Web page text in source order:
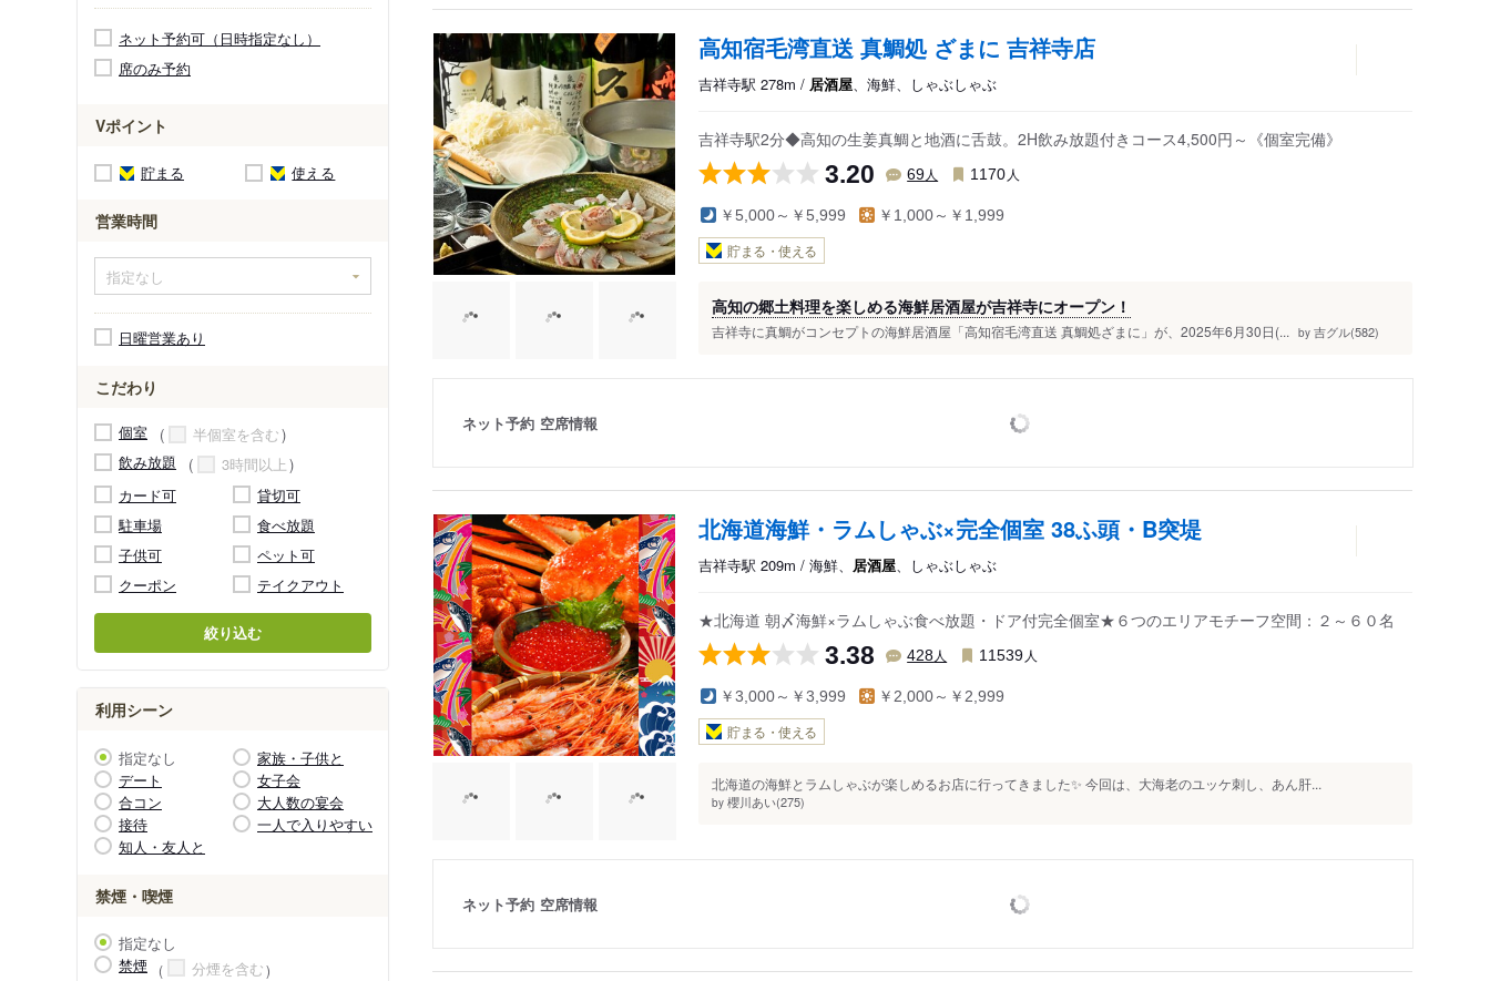
ネット予約可（日時指定なし）
席のみ予約
Vポイント
貯まる 使える
営業時間
日曜営業あり
こだわり
個室
半個室を含む
飲み放題
3時間以上
カード可
貸切可
駐車場
食べ放題
子供可
ペット可
クーポン
テイクアウト
絞り込む
利用シーン
指定なし
家族・子供と
デート
女子会
合コン
大人数の宴会
接待
一人で入りやすい
知人・友人と
禁煙・喫煙
指定なし
禁煙
分煙を含む
高知宿毛湾直送 真鯛処 ざまに 吉祥寺店
吉祥寺駅 278m / 居酒屋、海鮮、しゃぶしゃぶ
吉祥寺駅2分◆高知の生姜真鯛と地酒に舌鼓。2H飲み放題付きコース4,500円～《個室完備》
3.20 69人 1170 人
￥5,000～￥5,999 ￥1,000～￥1,999
貯まる・使える
高知の郷土料理を楽しめる海鮮居酒屋が吉祥寺にオープン！
吉祥寺に真鯛がコンセプトの海鮮居酒屋「高知宿毛湾直送 真鯛処ざまに」が、2025年6月30日(... by 吉グル(582)
ネット予約 空席情報
北海道海鮮・ラムしゃぶ×完全個室 38ふ頭・B突堤
吉祥寺駅 209m / 海鮮、 居酒屋、しゃぶしゃぶ
★北海道 朝〆海鮮×ラムしゃぶ食べ放題・ドア付完全個室★６つのエリアモチーフ空間：２～６０名
3.38 428人 11539 人
￥3,000～￥3,999 ￥2,000～￥2,999
貯まる・使える
北海道の海鮮とラムしゃぶが楽しめるお店に行ってきました✨ 今回は、大海老のユッケ刺し、あん肝...
by 櫻川あい(275)
ネット予約 空席情報